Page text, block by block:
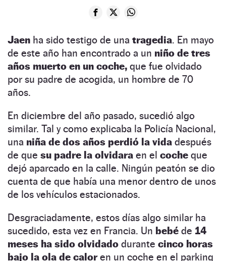
Jaen ha sido testigo de una tragedia. En mayo
de este año han encontrado a un niño de tres
años muerto en un coche, que fue olvidado
por su padre de acogida, un hombre de 70
años.
En diciembre del año pasado, sucedió algo
similar. Tal y como explicaba la Policía Nacional,
una niña de dos años perdió la vida después
de que su padre la olvidara en el coche que
dejó aparcado en la calle. Ningún peatón se dio
cuenta de que había una menor dentro de unos
de los vehículos estacionados.
Desgraciadamente, estos días algo similar ha
sucedido, esta vez en Francia. Un bebé de 14
meses ha sido olvidado durante cinco horas
bajo la ola de caloren un coche en el parking